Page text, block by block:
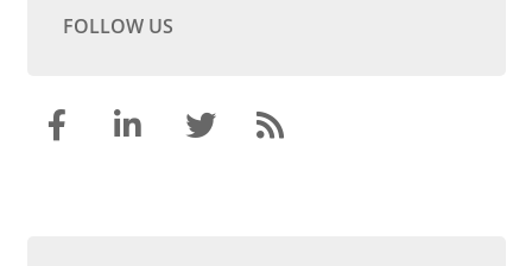
FOLLOW US